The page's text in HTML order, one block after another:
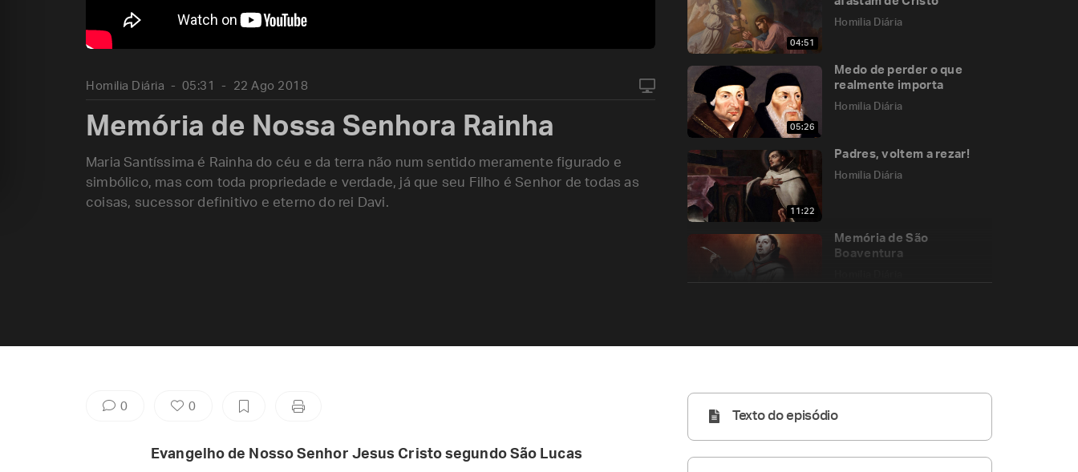
04:51
Homilia Diária
05:26
Medo de perder o que
realmente importa
Homilia Diária
11:22
Padres, voltem a rezar!
Homilia Diária
Memória de São
Boaventura
Homilia Diária
Homilia Diária 05:31 22 Ago 2018
Memória de Nossa Senhora Rainha
Maria Santíssima é Rainha do céu e da terra não num sentido meramente figurado e
simbólico, mas com toda propriedade e verdade, já que seu Filho é Senhor de todas as
coisas, sucessor definitivo e eterno do rei Davi.
0 0
Evangelho de Nosso Senhor Jesus Cristo segundo São Lucas
Texto do episódio